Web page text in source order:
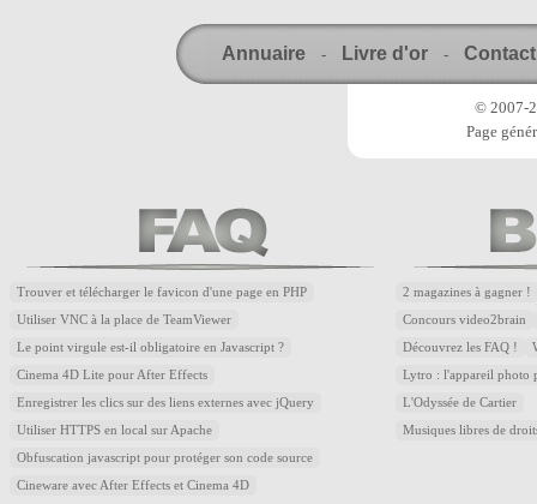
Annuaire - Livre d'or - Contact
© 2007-
Page
Trouver et télécharger le favicon d'une page en PHP
Utiliser VNC à la place de TeamViewer
Le point virgule est-il obligatoire en Javascript ?
Cinema 4D Lite pour After Effects
Enregistrer les clics sur des liens externes avec jQuery
Utiliser HTTPS en local sur Apache
Obfuscation javascript pour protéger son code source
Cineware avec After Effects et Cinema 4D
2 magazines à gagner !
Concours video2brain
Découvrez les FAQ !
Lytro : l'appareil photo
L'Odyssée de Cartier
Musiques libres de